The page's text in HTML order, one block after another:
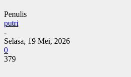
Penulis
putri
-
Selasa, 19 Mei, 2026
0
379